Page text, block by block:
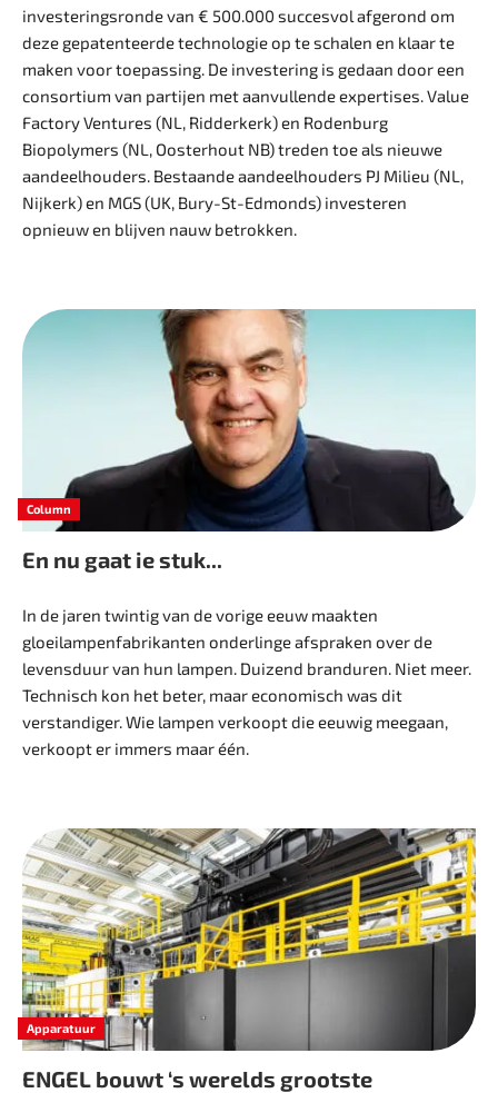
investeringsronde van € 500.000 succesvol afgerond om
deze gepatenteerde technologie op te schalen en klaar te
maken voor toepassing. De investering is gedaan door een
consortium van partijen met aanvullende expertises. Value
Factory Ventures (NL, Ridderkerk) en ­Rodenburg
Biopolymers (NL, Oosterhout NB) treden toe als nieuwe
aandeelhouders. Bestaande aandeelhouders PJ Milieu (NL,
Nijkerk) en MGS (UK, Bury-St-Edmonds) investeren
opnieuw en blijven nauw betrokken.
Column
En nu gaat ie stuk...
In de jaren twintig van de vorige eeuw maakten
gloeilampenfabrikanten onderlinge afspraken over de
levensduur van hun lampen. Duizend branduren. Niet meer.
Technisch kon het beter, maar economisch was dit
verstandiger. Wie lampen verkoopt die eeuwig meegaan,
verkoopt er immers maar één.
Apparatuur
ENGEL bouwt ‘s werelds grootste